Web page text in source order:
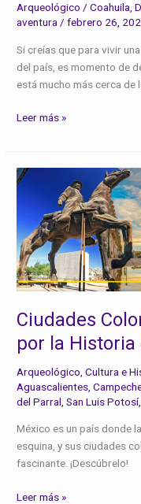
Arqueológico /Coahuila ,
aventura /febrero 26,
Si creías que para vivir
del país, es momento de
está mucho más cerca de
Leer más »
Ciudades
por la
Arqueológico ,Cultura e
Aguascalientes ,
del Parral ,San Luis Potosí
México es un país donde
esquina, y sus ciudades
fascinante. ¡Descúbrelo!
Ciudades
Coloniales:
Viaje
Vivo
por
la
de
Leer más »